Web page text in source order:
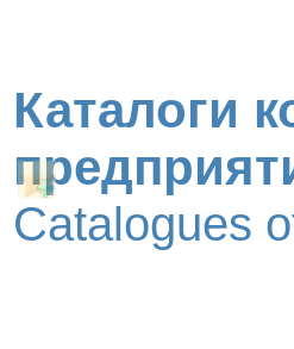
Каталоги
Catalogues